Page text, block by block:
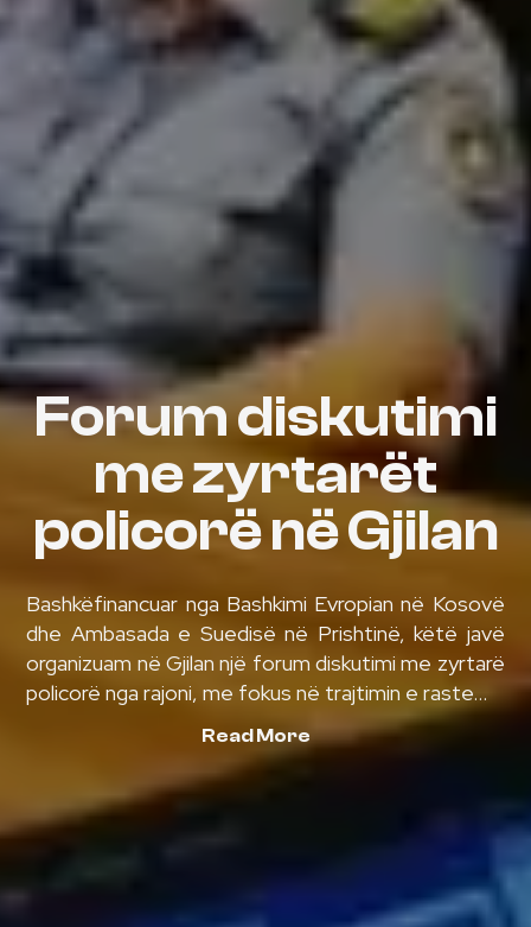
Forum diskutimi
me zyrtarët
policorë në Gjilan
Bashkëfinancuar nga Bashkimi Evropian në Kosovë
dhe Ambasada e Suedisë në Prishtinë, këtë javë
organizuam në Gjilan një forum diskutimi me zyrtarë
policorë nga rajoni, me fokus në trajtimin e raste...
Read More